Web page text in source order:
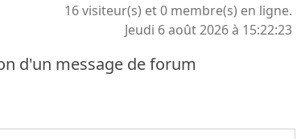
16 visiteur(s) et 0 membre(s) en ligne.
Jeudi 6 août 2026 à 15:22:23
d'un message de forum